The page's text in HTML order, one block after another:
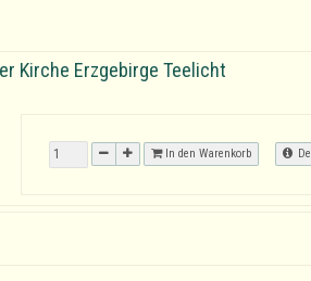
Kirche Erzgebirge Teelicht
In den Warenkorb